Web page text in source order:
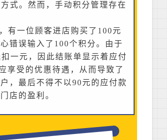
式。然而，手动积分管理存在
有一位顾客进店购买了100元
错误输入了100个积分。由于
一元，因此结账单显示着应付
享受的优惠待遇，从而导致了
，最后不得不以90元的应付款
店的盈利。